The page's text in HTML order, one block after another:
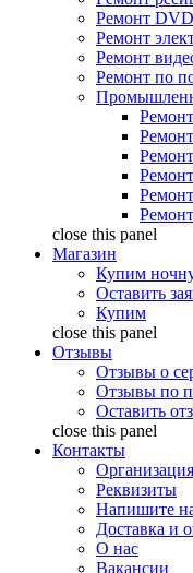
Ремонт
Ремонт
Ремонт
Ремонт по
close this panel
Магазин
Купим
Оставить
Купим
close this panel
Отзывы
Отзывы о
Отзывы по
Оставить
close this panel
Контакты
Реквизиты
Напишите
Доставка и
О нас
Вакансии